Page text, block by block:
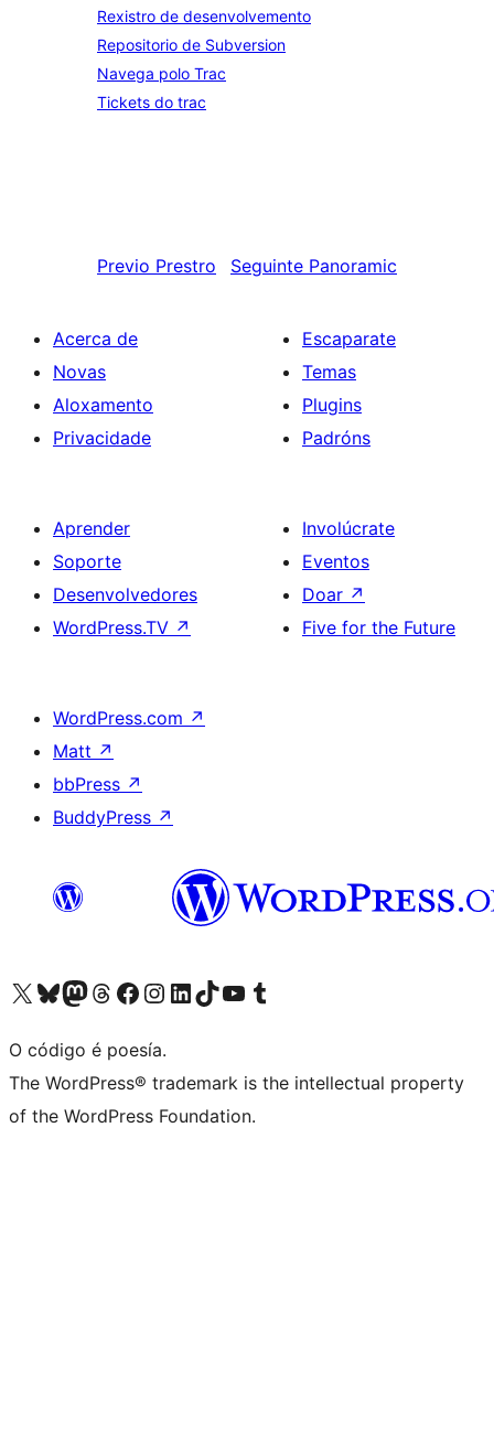
Rexistro de desenvolvemento
Repositorio de Subversion
Navega polo Trac
Tickets do trac
Previo Prestro Seguinte Panoramic
Acerca de
Novas
Aloxamento
Privacidade
Escaparate
Temas
Plugins
Padróns
Aprender
Soporte
Desenvolvedores
WordPress.TV ↗
Involúcrate
Eventos
Doar ↗
Five for the Future
WordPress.com ↗
Matt ↗
bbPress ↗
BuddyPress ↗
Visita la cuenta de X (anteriormente Twitter)
Visita a nosa conta de Bluesky
Visita a nosa conta de Mastodon
Visita a nosa conta de Threads
Visita a nosa páxina de Facebook
Visita a nosa conta de Instagram
Visita a nosa conta de LinkedIn
Visita a nosa conta de TikTok
Visita a nosa canle de YouTube
Visita a nosa conta de Tumblr
O código é poesía.
The WordPress® trademark is the intellectual property
of the WordPress Foundation.